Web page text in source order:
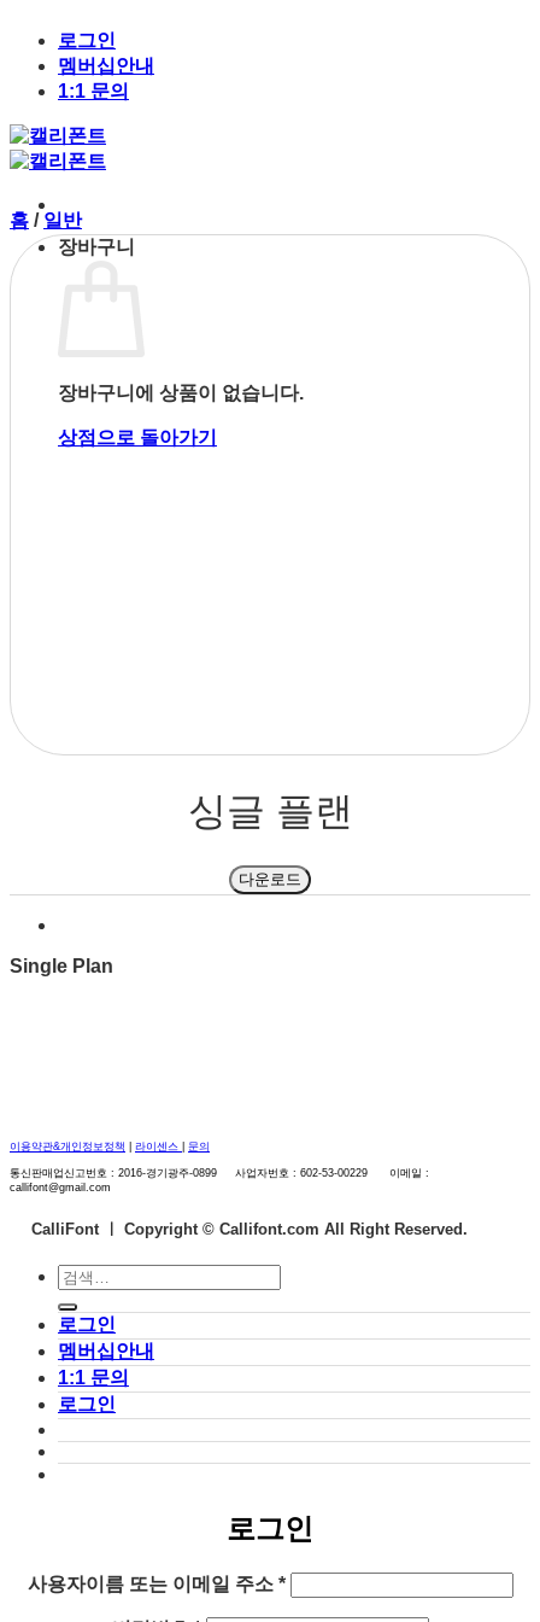
content
로그인
멤버십안내
1:1 문의
장바구니
장바구니에 상품이 없습니다.
상점으로 돌아가기
홈 / 일반
싱글 플랜
다운로드
Single Plan
이용약관&개인정보정책 라이센스 문의
통신판매업신고번호 : 2016-경기광주-0899 사업자번호 : 602-53-00229 이메일 :
callifont@gmail.com
CalliFont ㅣ Copyright © Callifont.com All Right Reserved.
검
색:
로그인
멤버십안내
1:1 문의
로그인
로그인
사용자이름 또는 이메일 주소 *필